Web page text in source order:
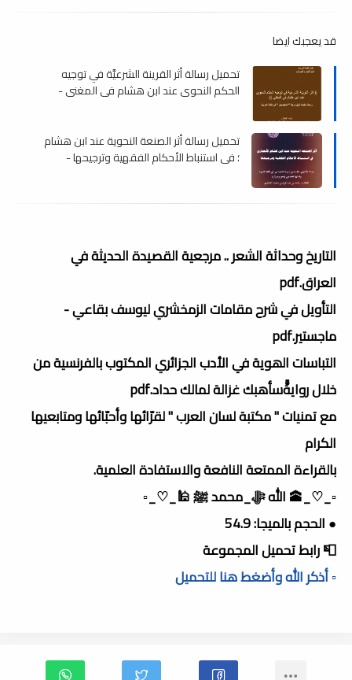
قد يعجبك ايضا
تحميل رسالة أثر القرينة الشرعيَّة في توجيه
الحكم النحوي عند ابن هشام في المغني -
تحميل رسالة أثر الصنعة النحوية عند ابن هشام
؛ في استنباط الأحكام الفقهية وترجيحها -
التاريخ وحداثة الشعر .. مرجعية القصيدة الحديثة في
العراق.pdf
التأويل في شرح مقامات الزمخشري ليوسف بقاعي -
ماجستير.pdf
التباسات الھویة في الأدب الجزائري المكتوب بالفرنسیة من
خلال روایةًّسأھبك غزالة لمالك حداد.pdf
مع تمنيات " مكتبة لسان العرب " لقرّائها وأحبّائها ومتابعيها
الكرام
بالقراءة الممتعة النافعة والاستفادة العلمية.
▫️_♡_🕋 الله ﷻ_محمد ﷺ 🕌_♡_▫️
● الحجم بالميجا: 54.9
📮 رابط تحميل المجموعة
▫️ أذكر الله وأضغط هنا للتحميل